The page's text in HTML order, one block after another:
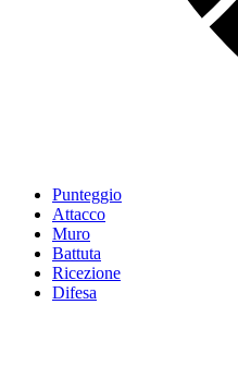
Punteggio
Attacco
Muro
Battuta
Ricezione
Difesa